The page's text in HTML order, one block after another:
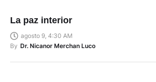
La paz interior
agosto 9, 4:30 AM
By Dr. Nicanor Merchan Luco